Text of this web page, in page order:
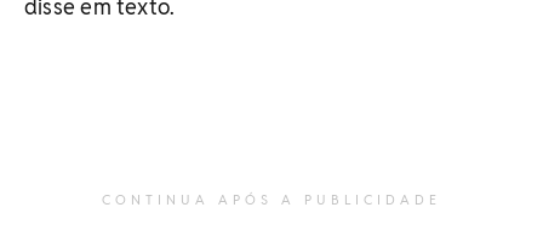
disse em texto.
CONTINUA APÓS A PUBLICIDADE